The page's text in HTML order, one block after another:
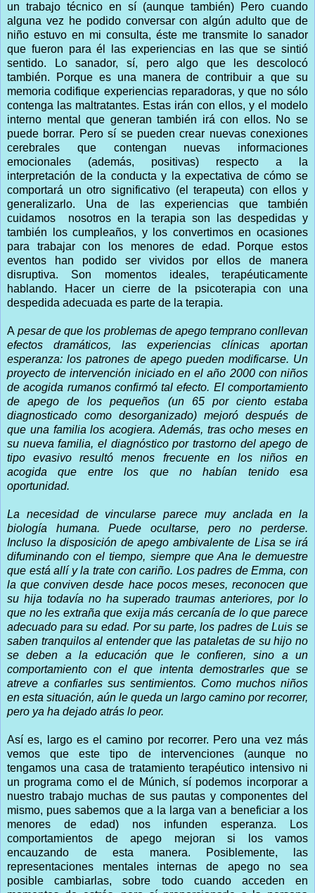
un trabajo técnico en sí (aunque también) Pero cuando
alguna vez he podido conversar con algún adulto que de
niño estuvo en mi consulta, éste me transmite lo sanador
que fueron para él las experiencias en las que se sintió
sentido. Lo sanador, sí, pero algo que les descolocó
también. Porque es una manera de contribuir a que su
memoria codifique experiencias reparadoras, y que no sólo
contenga las maltratantes. Estas irán con ellos, y el modelo
interno mental que generan también irá con ellos. No se
puede borrar. Pero sí se pueden crear nuevas conexiones
cerebrales que contengan nuevas informaciones
emocionales (además, positivas) respecto a la
interpretación de la conducta y la expectativa de cómo se
comportará un otro significativo (el terapeuta) con ellos y
generalizarlo. Una de las experiencias que también
cuidamos nosotros en la terapia son las despedidas y
también los cumpleaños, y los convertimos en ocasiones
para trabajar con los menores de edad. Porque estos
eventos han podido ser vividos por ellos de manera
disruptiva. Son momentos ideales, terapéuticamente
hablando. Hacer un cierre de la psicoterapia con una
despedida adecuada es parte de la terapia.
A pesar de que los problemas de apego temprano conllevan
efectos dramáticos, las experiencias clínicas aportan
esperanza: los patrones de apego pueden modificarse. Un
proyecto de intervención iniciado en el año 2000 con niños
de acogida rumanos confirmó tal efecto. El comportamiento
de apego de los pequeños (un 65 por ciento estaba
diagnosticado como desorganizado) mejoró después de
que una familia los acogiera. Además, tras ocho meses en
su nueva familia, el diagnóstico por trastorno del apego de
tipo evasivo resultó menos frecuente en los niños en
acogida que entre los que no habían tenido esa
oportunidad.
La necesidad de vincularse parece muy anclada en la
biología humana. Puede ocultarse, pero no perderse.
Incluso la disposición de apego ambivalente de Lisa se irá
difuminando con el tiempo, siempre que Ana le demuestre
que está allí y la trate con cariño. Los padres de Emma, con
la que conviven desde hace pocos meses, reconocen que
su hija todavía no ha superado traumas anteriores, por lo
que no les extraña que exija más cercanía de lo que parece
adecuado para su edad. Por su parte, los padres de Luis se
saben tranquilos al entender que las pataletas de su hijo no
se deben a la educación que le confieren, sino a un
comportamiento con el que intenta demostrarles que se
atreve a confiarles sus sentimientos. Como muchos niños
en esta situación, aún le queda un largo camino por recorrer,
pero ya ha dejado atrás lo peor.
Así es, largo es el camino por recorrer. Pero una vez más
vemos que este tipo de intervenciones (aunque no
tengamos una casa de tratamiento terapéutico intensivo ni
un programa como el de Múnich, sí podemos incorporar a
nuestro trabajo muchas de sus pautas y componentes del
mismo, pues sabemos que a la larga van a beneficiar a los
menores de edad) nos infunden esperanza. Los
comportamientos de apego mejoran si los vamos
encauzando de esta manera. Posiblemente, las
representaciones mentales internas de apego no sea
posible cambiarlas, sobre todo cuando acceden en